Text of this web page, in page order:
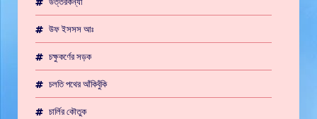
উফ ইসসস আঃ
চক্ষুকর্ণের সড়ক
চলতি পথের আঁকিবুঁকি
চার্লির কৌতুক